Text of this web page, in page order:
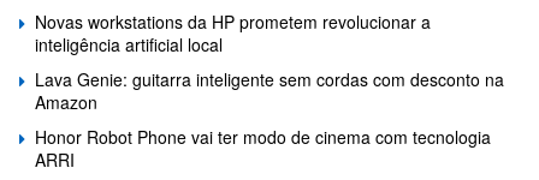
Novas workstations da HP prometem revolucionar a
inteligência artificial local
Lava Genie: guitarra inteligente sem cordas com desconto na
Amazon
Honor Robot Phone vai ter modo de cinema com tecnologia
ARRI